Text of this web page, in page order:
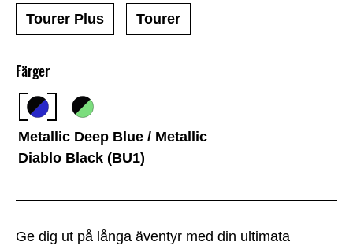
Ge dig ut på långa äventyr med din ultimata
Färger
Metallic Deep Blue / Metallic
Diablo Black (BU1)
Tourer Plus Tourer